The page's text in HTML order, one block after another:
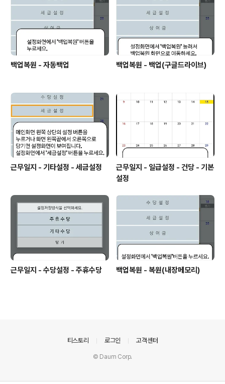
백업복원 - 자동백업 백업복원 - 백업(구글드라이브)
근무일지 - 기타설정 - 세금설정
근무일지 - 일급설정 - 건당 - 기본
설정
근무일지 - 수당설정 - 주휴수당 백업복원 - 복원(내장메모리)
티스토리 로그인 고객센터
© Daum Corp.